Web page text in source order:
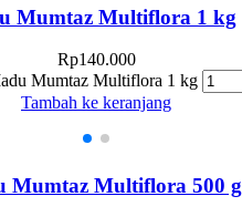
Mumtaz Multiflora 1 kg
Rp140.000
Mumtaz Multiflora 1 kg
Tambah ke keranjang
Mumtaz Multiflora 500 g